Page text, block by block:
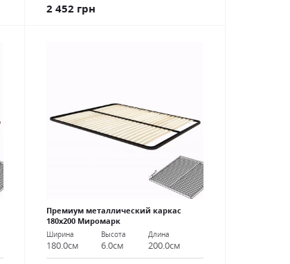
2 452 грн
Премиум металлический каркас
180х200 Миромарк
Ширина
180.0см
Высота
6.0см
Длина
200.0см